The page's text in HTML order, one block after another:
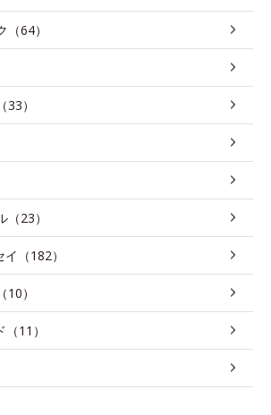
64）
）
23）
（182）
）
11）